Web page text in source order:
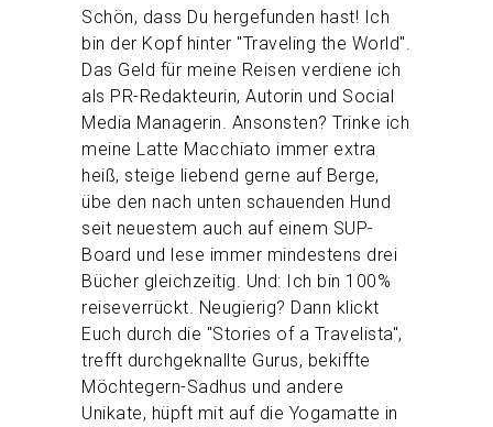
Schön, dass Du hergefunden hast! Ich
bin der Kopf hinter "Traveling the World".
Das Geld für meine Reisen verdiene ich
als PR-Redakteurin, Autorin und Social
Media Managerin. Ansonsten? Trinke ich
meine Latte Macchiato immer extra
heiß, steige liebend gerne auf Berge,
übe den nach unten schauenden Hund
seit neuestem auch auf einem SUP-
Board und lese immer mindestens drei
Bücher gleichzeitig. Und: Ich bin 100%
reiseverrückt. Neugierig? Dann klickt
Euch durch die "Stories of a Travelista",
trefft durchgeknallte Gurus, bekiffte
Möchtegern-Sadhus und andere
Unikate, hüpft mit auf die Yogamatte in